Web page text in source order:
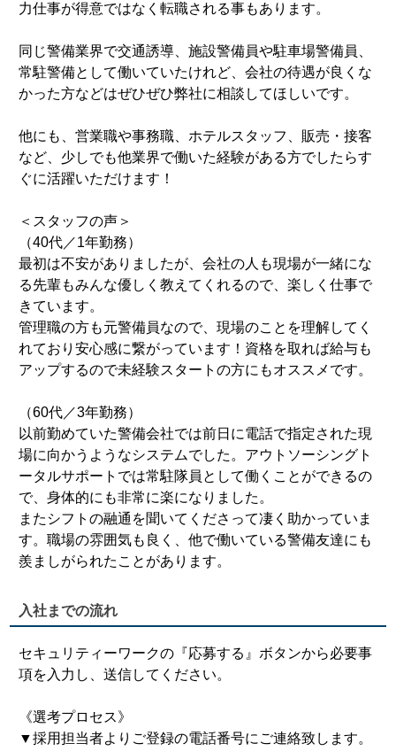
力仕事が得意ではなく転職される事もあります。
同じ警備業界で交通誘導、施設警備員や駐車場警備員、
常駐警備として働いていたけれど、会社の待遇が良くな
かった方などはぜひぜひ弊社に相談してほしいです。
他にも、営業職や事務職、ホテルスタッフ、販売・接客
など、少しでも他業界で働いた経験がある方でしたらす
ぐに活躍いただけます！
＜スタッフの声＞
（40代／1年勤務）
最初は不安がありましたが、会社の人も現場が一緒にな
る先輩もみんな優しく教えてくれるので、楽しく仕事で
きています。
管理職の方も元警備員なので、現場のことを理解してく
れており安心感に繋がっています！資格を取れば給与も
アップするので未経験スタートの方にもオススメです。
（60代／3年勤務）
以前勤めていた警備会社では前日に電話で指定された現
場に向かうようなシステムでした。アウトソーシングト
ータルサポートでは常駐隊員として働くことができるの
で、身体的にも非常に楽になりました。
またシフトの融通を聞いてくださって凄く助かっていま
す。職場の雰囲気も良く、他で働いている警備友達にも
羨ましがられたことがあります。
入社までの流れ
セキュリティーワークの『応募する』ボタンから必要事
項を入力し、送信してください。
《選考プロセス》
▼採用担当者よりご登録の電話番号にご連絡致します。